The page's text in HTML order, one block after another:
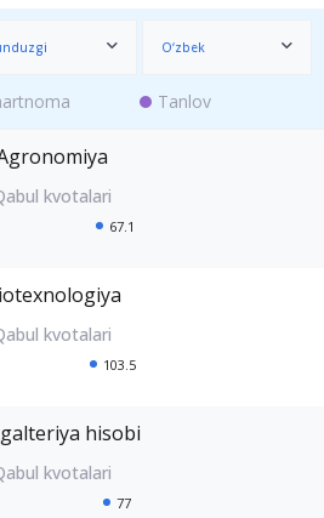
O‘zbek
Tanlov
67.1
103.5
hisobi
77